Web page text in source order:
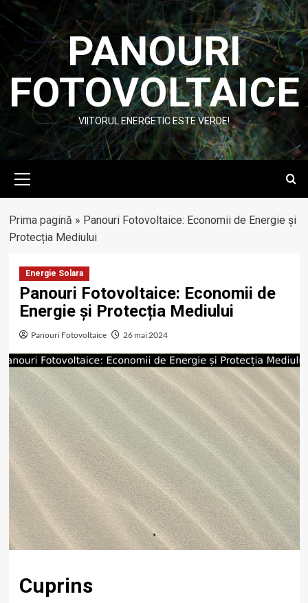
Skip
to
content
PANOURI
FOTOVOLTAICE
VIITORUL ENERGETIC ESTE VERDE!
Menu
Prima pagină » Panouri Fotovoltaice: Economii de Energie și
Protecția Mediului
Energie Solara
Panouri Fotovoltaice: Economii de
Energie și Protecția Mediului
Panouri Fotovoltaice 26 mai 2024
Cuprins